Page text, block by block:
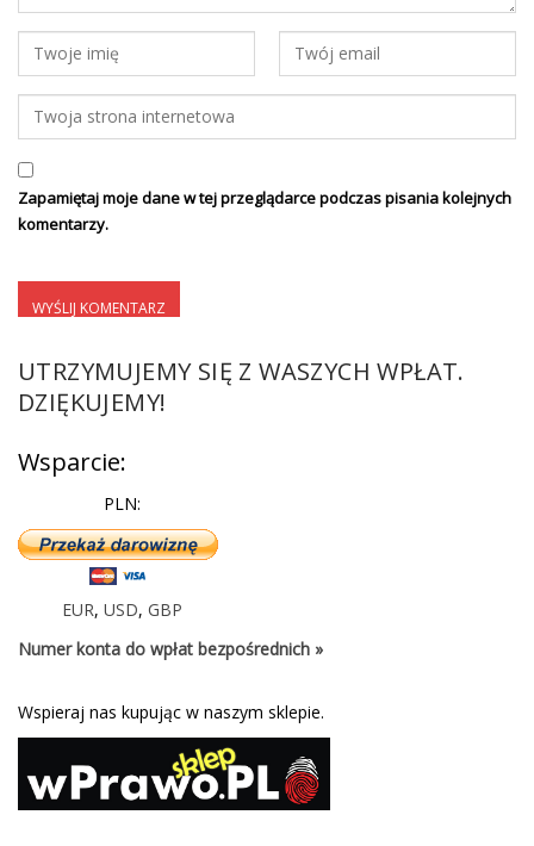
Zapamiętaj moje dane w tej przeglądarce podczas pisania kolejnych
komentarzy.
UTRZYMUJEMY SIĘ Z WASZYCH WPŁAT.
DZIĘKUJEMY!
Wsparcie:
PLN:
EUR, USD, GBP
Numer konta do wpłat bezpośrednich »
Wspieraj nas kupując w naszym sklepie.